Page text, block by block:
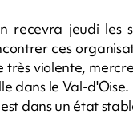
recevra jeudi les
ces
très violente,
dans le Val-
dans un état